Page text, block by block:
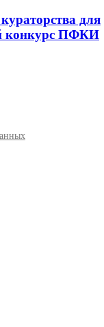
для
конкурс ПФКИ